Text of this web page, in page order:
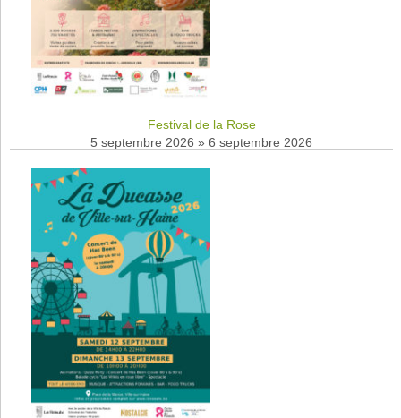
Festival de la Rose
5 septembre 2026 » 6 septembre 2026